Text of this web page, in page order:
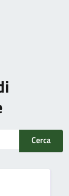
Cerca